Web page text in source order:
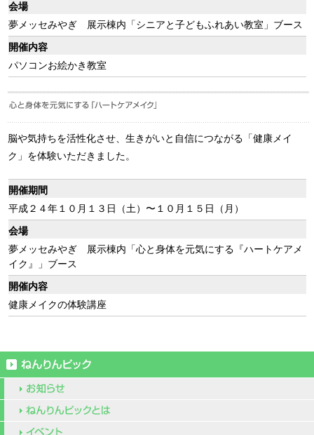
会場
夢メッセみやぎ 展示棟内「シニアと子どもふれあい教室」ブース
開催内容
パソコンお絵かき教室
脳や気持ちを活性化させ、生きがいと自信につながる「健康メイ
ク」を体験いただきました。
開催期間
平成２４年１０月１３日（土）〜１０月１５日（月）
会場
夢メッセみやぎ 展示棟内「心と身体を元気にする『ハートケアメ
イク』」ブース
開催内容
健康メイクの体験講座